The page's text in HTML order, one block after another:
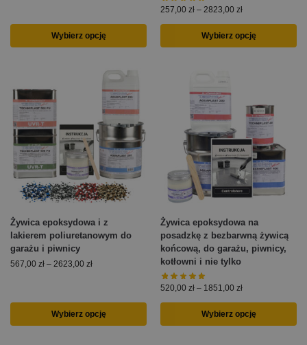
Wybierz opcję
257,00 zł – 2823,00 zł
Wybierz opcję
Żywica epoksydowa i z
lakierem poliuretanowym do
garażu i piwnicy
567,00 zł – 2623,00 zł
Wybierz opcję
Żywica epoksydowa na
posadzkę z bezbarwną żywicą
końcową, do garażu, piwnicy,
kotłowni i nie tylko
520,00 zł – 1851,00 zł
Wybierz opcję